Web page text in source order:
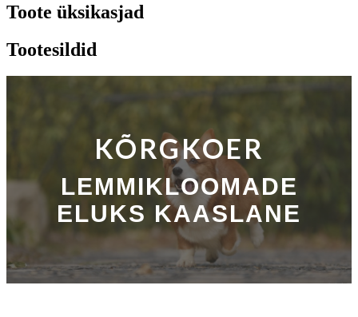
Toote üksikasjad
Tootesildid
KÕRGKOER
LEMMIKLOOMADE
ELUKS KAASLANE